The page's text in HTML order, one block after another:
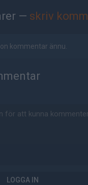
— skriv
kommentar ännu.
LOGGA IN